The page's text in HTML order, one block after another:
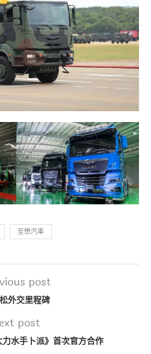
至懋汽車
post
外交里程碑
post
力水手卜派》首次官方合作